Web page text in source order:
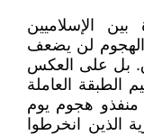
الإسلاميين
الهجوم لن يضعف
بل على العكس
العاملة
هجوم يوم
الذين انخرطوا